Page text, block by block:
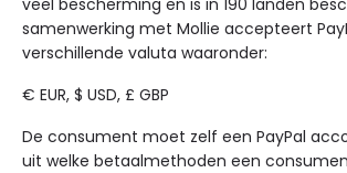
veel bescherming en is in 190 landen
samenwerking met Mollie accepteert
verschillende valuta waaronder:
€ EUR, $ USD, £ GBP
De consument moet zelf een PayPal
uit welke betaalmethoden een